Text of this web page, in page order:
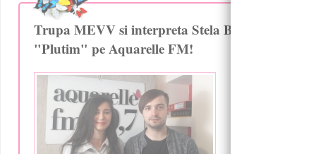
Trupa MEVV si interpreta Stela Botan au
"Plutim" pe Aquarelle FM!